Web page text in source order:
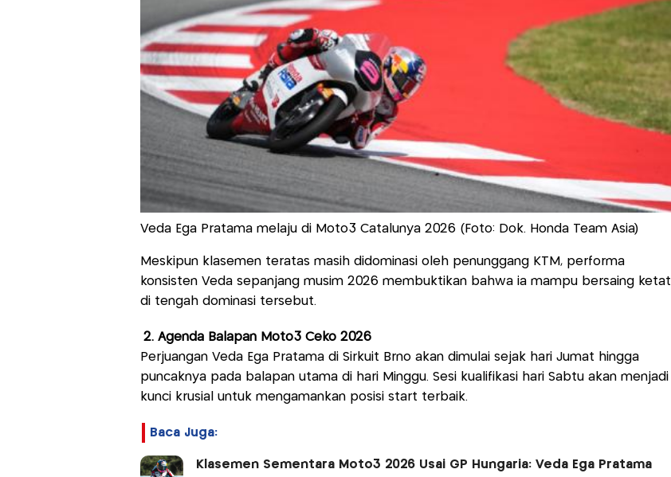
Veda Ega Pratama melaju di Moto3 Catalunya 2026 (Foto: Dok. Honda Team Asia)
Meskipun klasemen teratas masih didominasi oleh penunggang KTM, performa
konsisten Veda sepanjang musim 2026 membuktikan bahwa ia mampu bersaing ketat
di tengah dominasi tersebut.
2. Agenda Balapan Moto3 Ceko 2026
Perjuangan Veda Ega Pratama di Sirkuit Brno akan dimulai sejak hari Jumat hingga
puncaknya pada balapan utama di hari Minggu. Sesi kualifikasi hari Sabtu akan menjadi
kunci krusial untuk mengamankan posisi start terbaik.
Baca Juga:
Klasemen Sementara Moto3 2026 Usai GP Hungaria: Veda Ega Pratama